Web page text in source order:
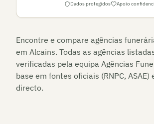
Dados protegidos Apoio
Encontre e compare agências
em Alcains. Todas as agências
verificadas pela equipa Agências
base em fontes oficiais (RNPC, ASAE)
directo.